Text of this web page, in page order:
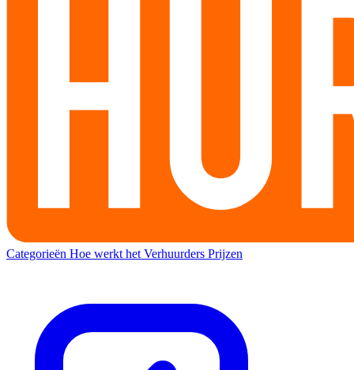
Categorieën Hoe werkt het Verhuurders Prijzen